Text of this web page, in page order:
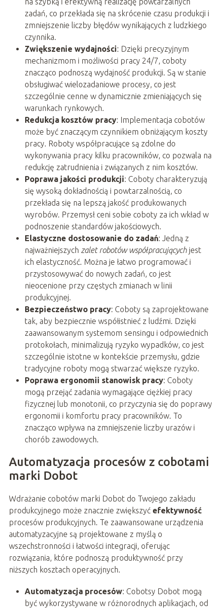
zadań, co przekłada się na skrócenie czasu produkcji i
zmniejszenie liczby błędów wynikających z ludzkiego
czynnika.
Zwiększenie wydajności: Dzięki precyzyjnym
mechanizmom i możliwości pracy 24/7, coboty
znacząco podnoszą wydajność produkcji. Są w stanie
obsługiwać wielozadaniowe procesy, co jest
szczególnie cenne w dynamicznie zmieniających się
warunkach rynkowych.
Redukcja kosztów pracy: Implementacja cobotów
może być znaczącym czynnikiem obniżającym koszty
pracy. Roboty współpracujące są zdolne do
wykonywania pracy kilku pracowników, co pozwala na
redukcję zatrudnienia i związanych z nim kosztów.
Poprawa jakości produkcji: Coboty charakteryzują
się wysoką dokładnością i powtarzalnością, co
przekłada się na lepszą jakość produkowanych
wyrobów. Przemysł ceni sobie coboty za ich wkład w
podnoszenie standardów jakościowych.
Elastyczne dostosowanie do zadań: Jedną z
najważniejszych zalet robotów współpracującychjest
ich elastyczność. Można je łatwo programować i
przystosowywać do nowych zadań, co jest
nieocenione przy częstych zmianach w linii
produkcyjnej.
Bezpieczeństwo pracy: Coboty są zaprojektowane
tak, aby bezpiecznie współistnieć z ludźmi. Dzięki
zaawansowanym systemom sensingu i odpowiednich
protokołach, minimalizują ryzyko wypadków, co jest
szczególnie istotne w kontekście przemysłu, gdzie
tradycyjne roboty mogą stwarzać większe ryzyko.
Poprawa ergonomii stanowisk pracy: Coboty
mogą przejąć zadania wymagające ciężkiej pracy
fizycznej lub monotonii, co przyczynia się do poprawy
ergonomii i komfortu pracy pracowników. To
znacząco wpływa na zmniejszenie liczby urazów i
chorób zawodowych.
Automatyzacja procesów z cobotami
marki Dobot
Wdrażanie cobotów marki Dobot do Twojego zakładu
produkcyjnego może znacznie zwiększyć efektywność
procesów produkcyjnych. Te zaawansowane urządzenia
automatyzacyjne są projektowane z myślą o
wszechstronności i łatwości integracji, oferując
rozwiązania, które podnoszą produktywność przy
niższych kosztach operacyjnych.
Automatyzacja procesów: Cobotsy Dobot mogą
być wykorzystywane w różnorodnych aplikacjach, od